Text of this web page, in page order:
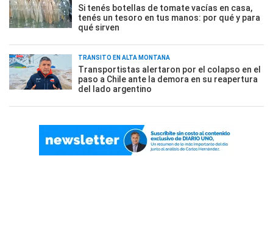
Si tenés botellas de tomate vacías en casa,
tenés un tesoro en tus manos: por qué y para
qué sirven
TRÁNSITO EN ALTA MONTAÑA
Transportistas alertaron por el colapso en el
paso a Chile ante la demora en su reapertura
del lado argentino